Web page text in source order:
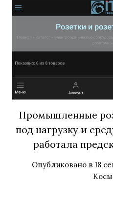
Промышленные
под нагрузку и
работала
Опубликовано в 18